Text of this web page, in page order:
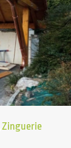
Zinguerie